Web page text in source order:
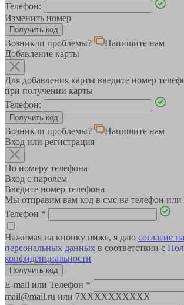
Телефон:
Изменить номер
Возникли проблемы?
Напишите нам
Добавление карты
Для добавления карты введите номер
при получении карты
Телефон:
Возникли проблемы?
Напишите нам
Вход или регистрация
По номеру телефона
Вход с паролем
Введите номер телефона
Мы отправим вам код в смс на телефон
Телефон *
Нажимая на кнопку ниже, я даю согласие
персональных данных в соответствии с
конфиденциальности
E-mail или Телефон *
mail@mail.ru или 7XXXXXXXXXX